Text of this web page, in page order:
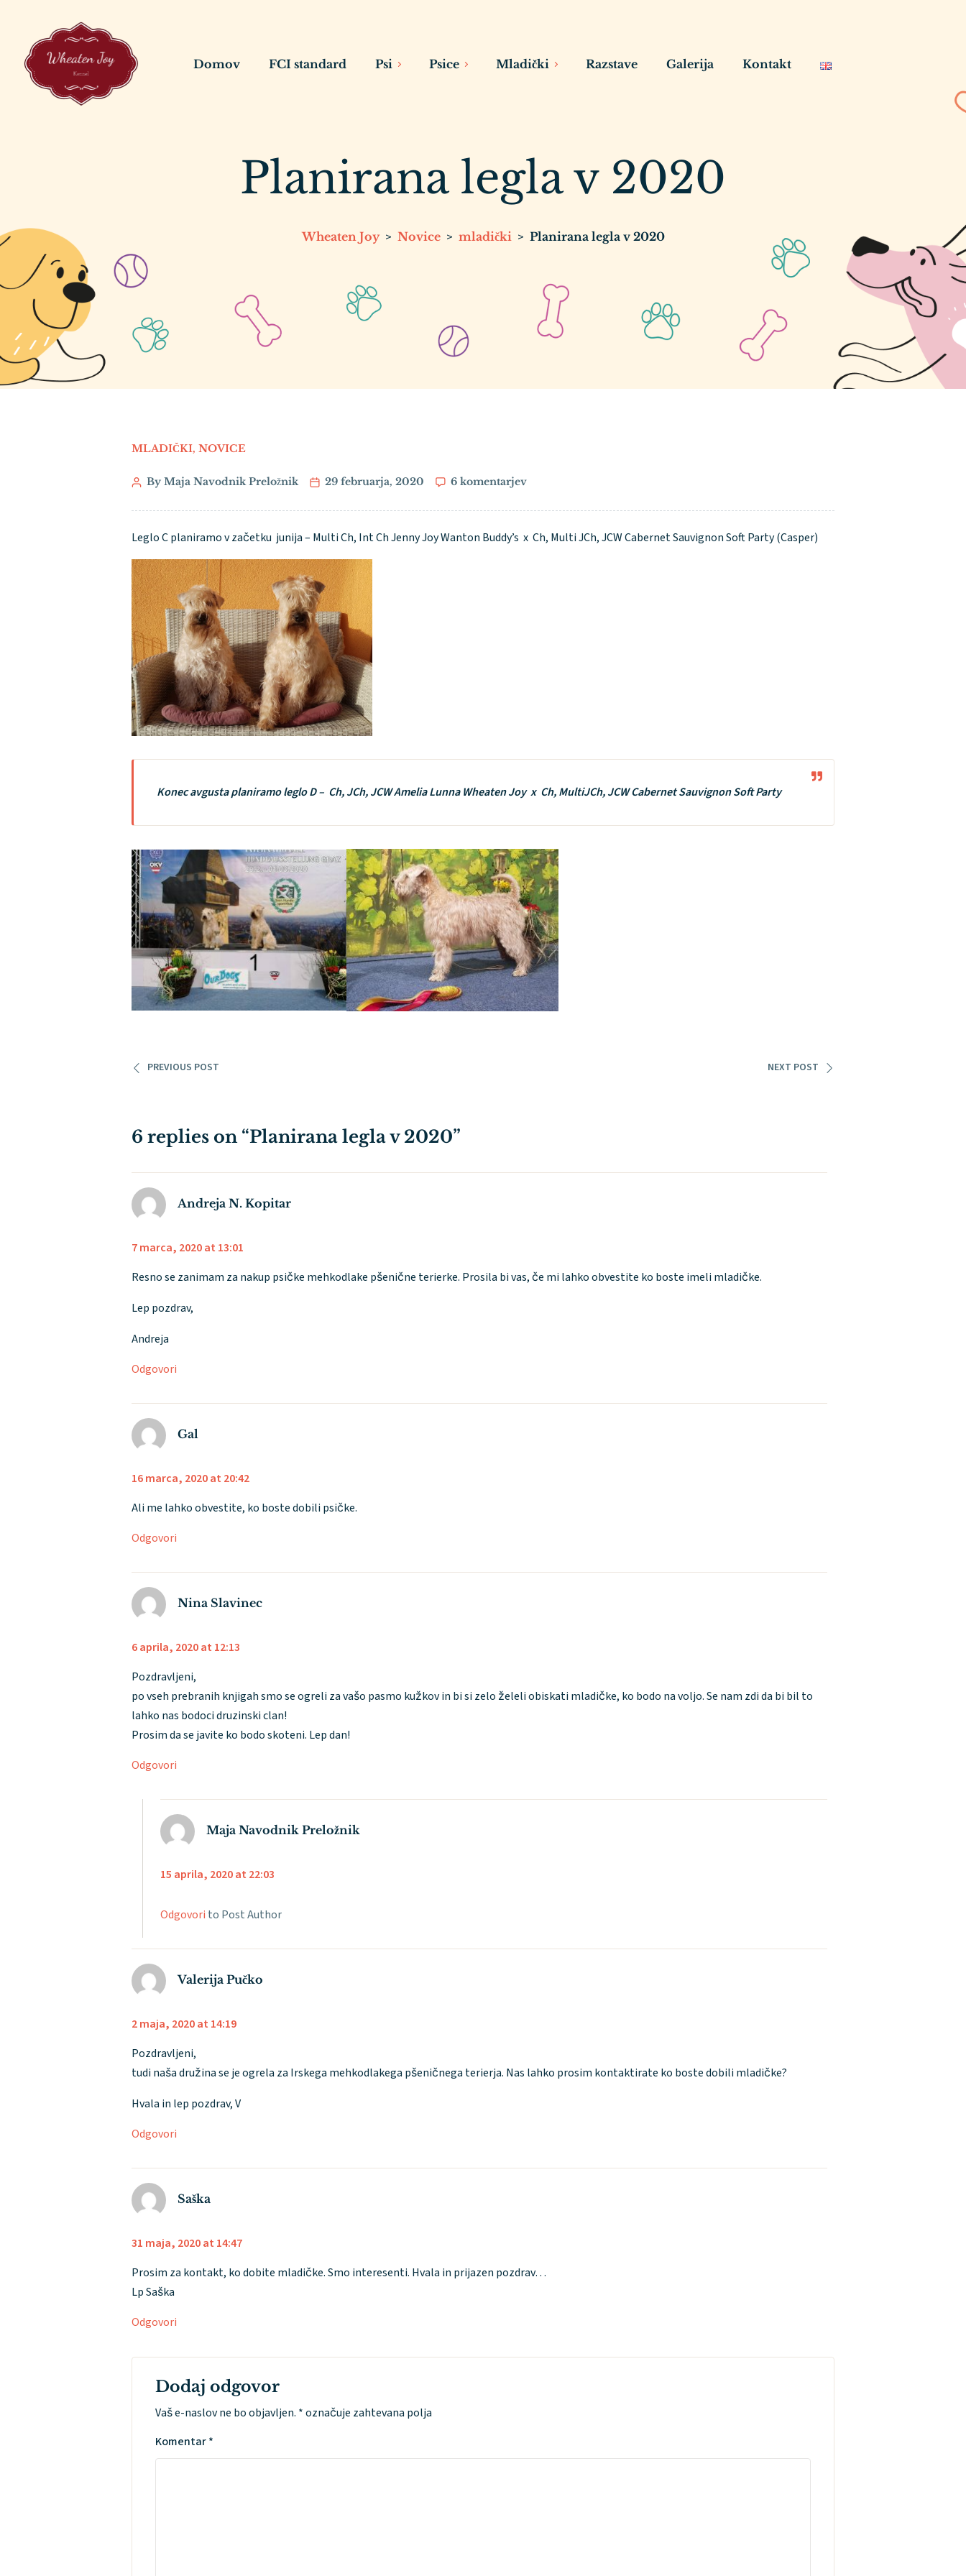
Domov FCI standard Psi Psice Mladički Razstave Galerija Kontakt
Planirana legla v 2020
Wheaten Joy > Novice > mladički > Planirana legla v 2020
MLADIČKI, NOVICE
By Maja Navodnik Preložnik 29 februarja, 2020 6 komentarjev
Leglo C planiramo v začetku junija – Multi Ch, Int Ch Jenny Joy Wanton Buddy’s x Ch, Multi JCh, JCW Cabernet Sauvignon Soft Party (Casper)
Konec avgusta planiramo leglo D – Ch, JCh, JCW Amelia Lunna Wheaten Joy x Ch, MultiJCh, JCW Cabernet Sauvignon Soft Party
PREVIOUS POST NEXT POST
6 replies on “Planirana legla v 2020”
Andreja N. Kopitar
7 marca, 2020 at 13:01
Resno se zanimam za nakup psičke mehkodlake pšenične terierke. Prosila bi vas, če mi lahko obvestite ko boste imeli mladičke.
Lep pozdrav,
Andreja
Odgovori
Gal
16 marca, 2020 at 20:42
Ali me lahko obvestite, ko boste dobili psičke.
Odgovori
Nina Slavinec
6 aprila, 2020 at 12:13
Pozdravljeni,
po vseh prebranih knjigah smo se ogreli za vašo pasmo kužkov in bi si zelo želeli obiskati mladičke, ko bodo na voljo. Se nam zdi da bi bil to
lahko nas bodoci druzinski clan!
Prosim da se javite ko bodo skoteni. Lep dan!
Odgovori
Maja Navodnik Preložnik
15 aprila, 2020 at 22:03
Odgovori to Post Author
Valerija Pučko
2 maja, 2020 at 14:19
Pozdravljeni,
tudi naša družina se je ogrela za Irskega mehkodlakega pšeničnega terierja. Nas lahko prosim kontaktirate ko boste dobili mladičke?
Hvala in lep pozdrav, V
Odgovori
Saška
31 maja, 2020 at 14:47
Prosim za kontakt, ko dobite mladičke. Smo interesenti. Hvala in prijazen pozdrav…
Lp Saška
Odgovori
Dodaj odgovor
Vaš e-naslov ne bo objavljen. *označuje zahtevana polja
Komentar*